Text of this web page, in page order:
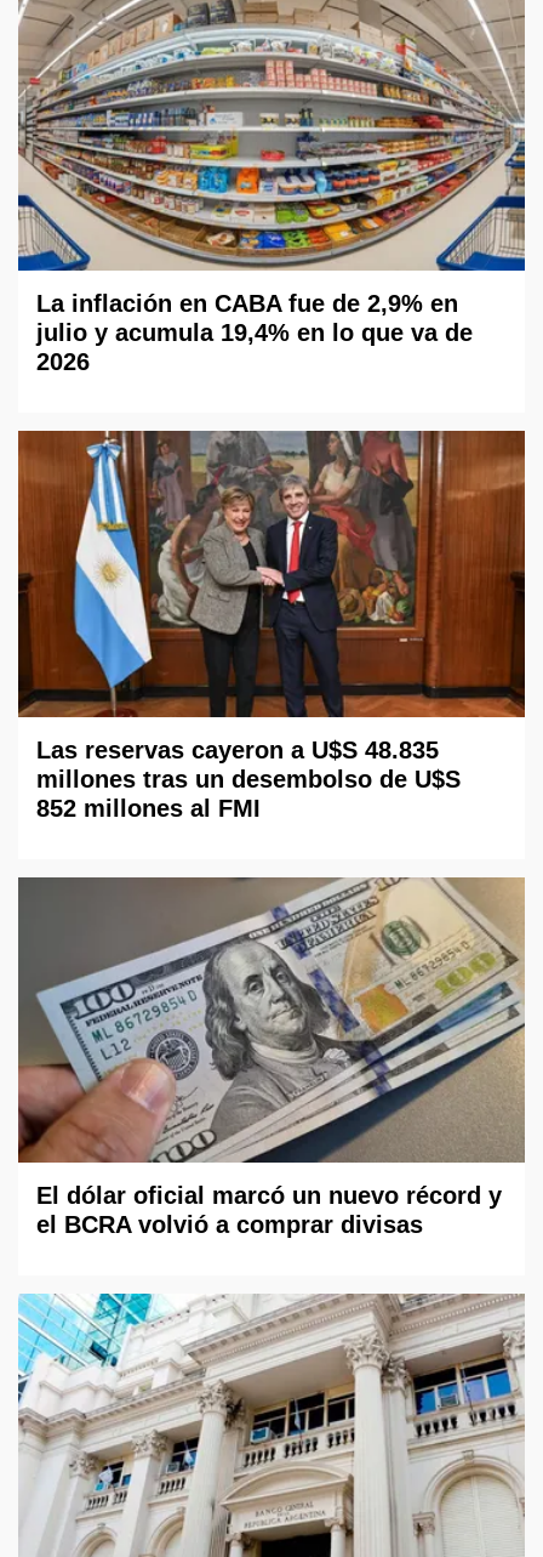
La inflación en CABA fue de 2,9% en
julio y acumula 19,4% en lo que va de
2026
Las reservas cayeron a U$S 48.835
millones tras un desembolso de U$S
852 millones al FMI
El dólar oficial marcó un nuevo récord y
el BCRA volvió a comprar divisas